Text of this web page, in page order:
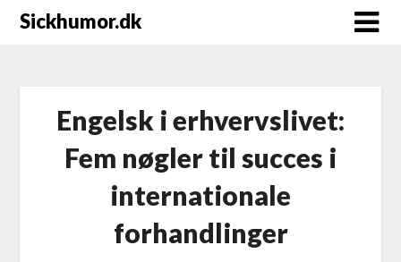
Sickhumor.dk
Engelsk i erhvervslivet:
Fem nøgler til succes i
internationale
forhandlinger